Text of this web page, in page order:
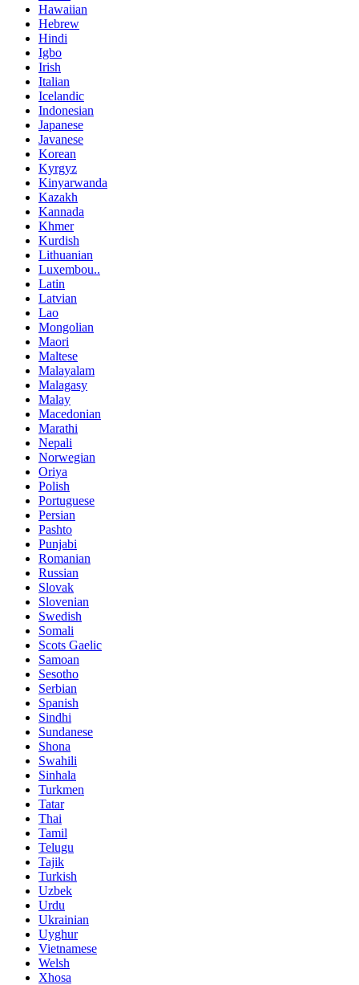
Hawaiian
Hebrew
Hindi
Igbo
Irish
Italian
Icelandic
Indonesian
Japanese
Javanese
Korean
Kyrgyz
Kinyarwanda
Kazakh
Kannada
Khmer
Kurdish
Lithuanian
Luxembou..
Latin
Latvian
Lao
Mongolian
Maori
Maltese
Malayalam
Malagasy
Malay
Macedonian
Marathi
Nepali
Norwegian
Oriya
Polish
Portuguese
Persian
Pashto
Punjabi
Romanian
Russian
Slovak
Slovenian
Swedish
Somali
Scots Gaelic
Samoan
Sesotho
Serbian
Spanish
Sindhi
Sundanese
Shona
Swahili
Sinhala
Turkmen
Tatar
Thai
Tamil
Telugu
Tajik
Turkish
Uzbek
Urdu
Ukrainian
Uyghur
Vietnamese
Welsh
Xhosa